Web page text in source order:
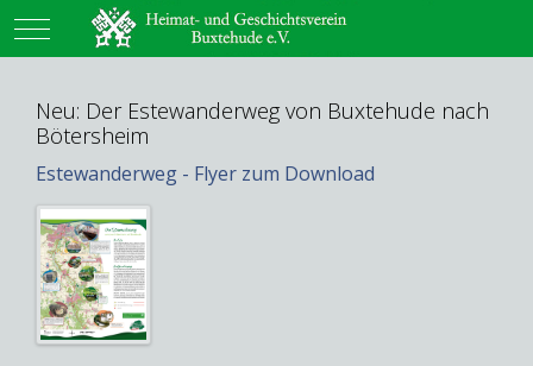
Mobile Menu Toggle
Neu: Der Estewanderweg von Buxtehude nach
Bötersheim
Estewanderweg - Flyer zum Download